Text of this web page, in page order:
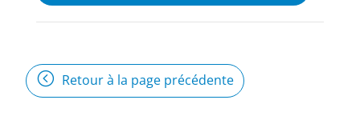
Retour à la page précédente